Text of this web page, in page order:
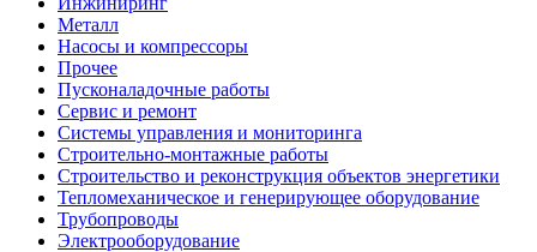
Металл
Насосы и компрессоры
Прочее
Пусконаладочные работы
Сервис и ремонт
Системы управления и мониторинга
Строительно-монтажные работы
Строительство и реконструкция объектов энергетики
Тепломеханическое и генерирующее оборудование
Трубопроводы
Электрооборудование